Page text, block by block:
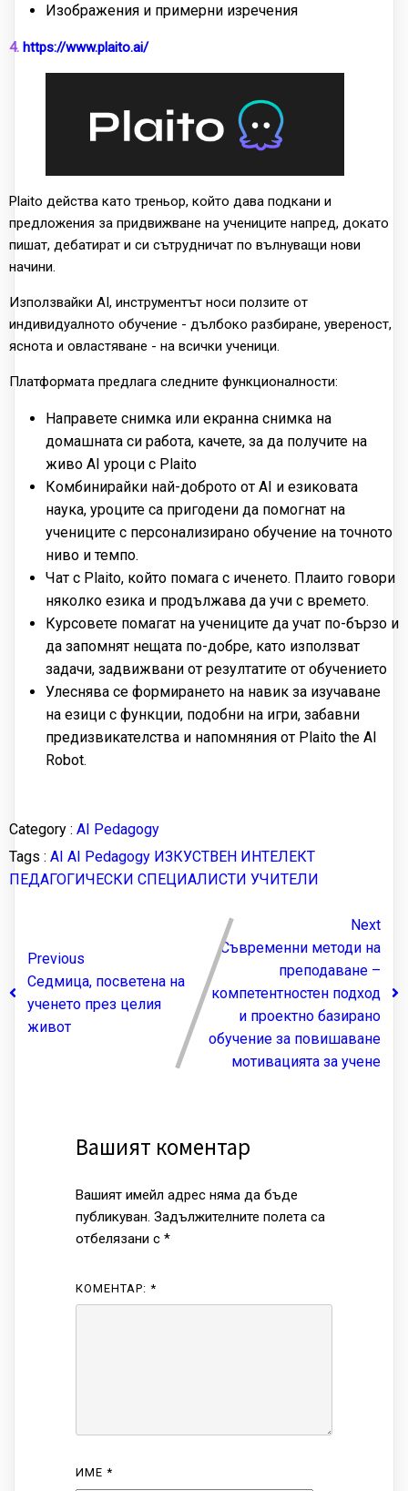
Изображения и примерни изречения
4. https://www.plaito.ai/
Plaito действа като треньор, който дава подкани и
предложения за придвижване на учениците напред, докато
пишат, дебатират и си сътрудничат по вълнуващи нови
начини.
Използвайки AI, инструментът носи ползите от
индивидуалното обучение - дълбоко разбиране, увереност,
яснота и овластяване - на всички ученици.
Платформата предлага следните функционалности:
Направете снимка или екранна снимка на
домашната си работа, качете, за да получите на
живо AI уроци с Plaito
Комбинирайки най-доброто от AI и езиковата
наука, уроците са пригодени да помогнат на
учениците с персонализирано обучение на точното
ниво и темпо.
Чат с Plaito, който помага с иченето. Плаито говори
няколко езика и продължава да учи с времето.
Курсовете помагат на учениците да учат по-бързо и
да запомнят нещата по-добре, като използват
задачи, задвижвани от резултатите от обучението
Улеснява се формирането на навик за изучаване
на езици с функции, подобни на игри, забавни
предизвикателства и напомняния от Plaito the AI
Robot.
Category : AI Pedagogy
Tags : AI AI Pedagogy ИЗКУСТВЕН ИНТЕЛЕКТ
ПЕДАГОГИЧЕСКИ СПЕЦИАЛИСТИ УЧИТЕЛИ
Previous
Седмица, посветена на
ученето през целия
живот
Next
Съвременни методи на
преподаване –
компетентностен подход
и проектно базирано
обучение за повишаване
мотивацията за учене
Вашият коментар
Вашият имейл адрес няма да бъде
публикуван. Задължителните полета са
отбелязани с *
КОМЕНТАР: *
ИМЕ *